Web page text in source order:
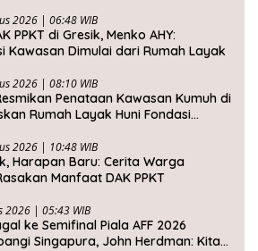
2026 | 06:48 WIB
PPKT di Gresik, Menko AHY:
Kawasan Dimulai dari Rumah Layak
2026 | 08:10 WIB
Penataan Kawasan Kumuh di
Rumah Layak Huni Fondasi
2026 | 10:48 WIB
Harapan Baru: Cerita Warga
Manfaat DAK PPKT
2026 | 05:43 WIB
ke Semifinal Piala AFF 2026
Singapura, John Herdman: Kita